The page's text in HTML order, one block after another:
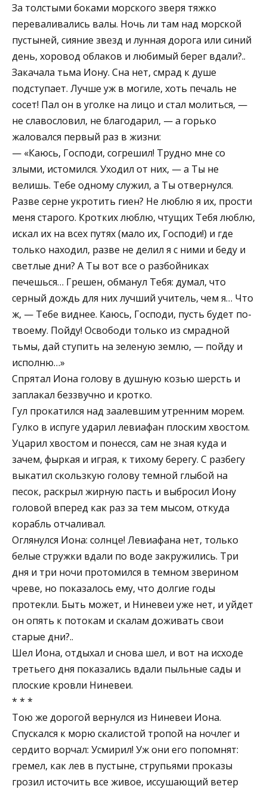
За толстыми боками морского зверя тяжко
переваливались валы. Ночь ли там над морской
пустыней, сияние звезд и лунная дорога или синий
день, хоровод облаков и любимый берег вдали?..
Закачала тьма Иону. Сна нет, смрад к душе
подступает. Лучше уж в могиле, хоть печаль не
сосет! Пал он в уголке на лицо и стал молиться, —
не славословил, не благодарил, — а горько
жаловался первый раз в жизни:
— «Каюсь, Господи, согрешил! Трудно мне со
злыми, истомился. Уходил от них, — а Ты не
велишь. Тебе одному служил, а Ты отвернулся.
Разве серне укротить гиен? Не люблю я их, прости
меня старого. Кротких люблю, чтущих Тебя люблю,
искал их на всех путях (мало их, Господи!) и где
только находил, разве не делил я с ними и беду и
светлые дни? А Ты вот все о разбойниках
печешься… Грешен, обманул Тебя: думал, что
серный дождь для них лучший учитель, чем я… Что
ж, — Тебе виднее. Каюсь, Господи, пусть будет по-
твоему. Пойду! Освободи только из смрадной
тьмы, дай ступить на зеленую землю, — пойду и
исполню…»
Спрятал Иона голову в душную козью шерсть и
заплакал беззвучно и кротко.
Гул прокатился над заалевшим утренним морем.
Гулко в испуге ударил левиафан плоским хвостом.
Уцарил хвостом и понесся, сам не зная куда и
зачем, фыркая и играя, к тихому берегу. С разбегу
выкатил скользкую голову темной глыбой на
песок, раскрыл жирную пасть и выбросил Иону
головой вперед как раз за тем мысом, откуда
корабль отчаливал.
Оглянулся Иона: солнце! Левиафана нет, только
белые стружки вдали по воде закружились. Три
дня и три ночи протомился в темном зверином
чреве, но показалось ему, что долгие годы
протекли. Быть может, и Ниневеи уже нет, и уйдет
он опять к потокам и скалам доживать свои
старые дни?..
Шел Иона, отдыхал и снова шел, и вот на исходе
третьего дня показались вдали пыльные сады и
плоские кровли Ниневеи.
* * *
Тою же дорогой вернулся из Ниневеи Иона.
Спускался к морю скалистой тропой на ночлег и
сердито ворчал: Усмирил! Уж они его попомнят:
гремел, как лев в пустыне, струпьями проказы
грозил источить все живое, иссушающий ветер